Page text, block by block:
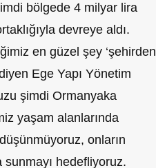
bölgede 4 milyar lira
devreye aldı.
en güzel şey ‘şehirden
Ege Yapı Yönetim
şimdi Ormanyaka
yaşam alanlarında
onların
sunmayı hedefliyoruz.